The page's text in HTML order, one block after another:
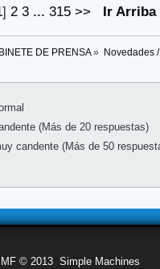
] 2 3 ...315 >> Ir Arriba
DE PRENSA» Novedades
(Más de 20 respuestas)
candente (Más de 50
© 2013 Simple Machines